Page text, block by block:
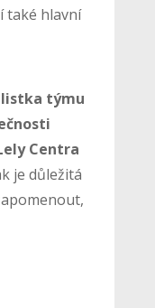
také hlavní
týmu
Centra
je důležitá